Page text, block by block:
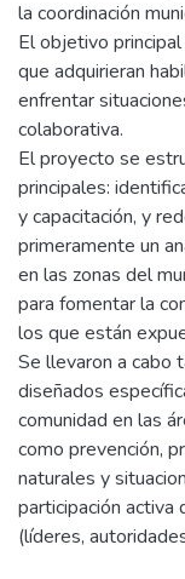
la coordinación
El objetivo
que adquirieran
enfrentar
colaborativa.
El proyecto se
principales:
y capacitación, y
primeramente un
en las zonas del
para fomentar la
los que están
Se llevaron a cabo
diseñados
comunidad en las
como prevención,
naturales y
participación
(líderes,